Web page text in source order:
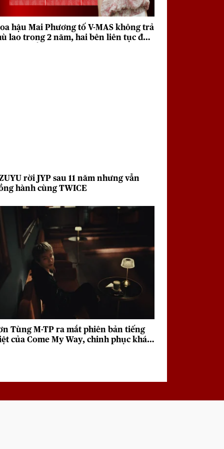
hậu Mai Phương tố V-MAS không trả
lao trong 2 năm, hai bên liên tục đưa
rời JYP sau 11 năm nhưng vẫn
hành cùng TWICE
Tùng M-TP ra mắt phiên bản tiếng
của Come My Way, chinh phục khán